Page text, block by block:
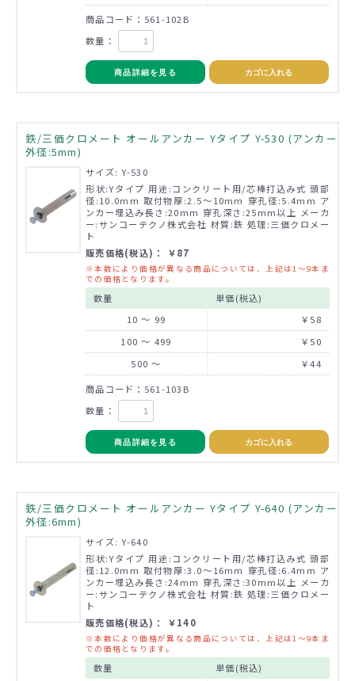
商品コード：561-102B
数量：
商品詳細を見る カゴに入れる
鉄/三価クロメート オールアンカー Yタイプ Y-530 (アンカー
外径:5mm)
サイズ: Y-530
形状:Yタイプ 用途:コンクリート用/芯棒打込み式 頭部
径:10.0mm 取付物厚:2.5～10mm 穿孔径:5.4mm ア
ンカー埋込み長さ:20mm 穿孔深さ:25mm以上 メーカ
ー:サンコーテクノ株式会社 材質:鉄 処理:三価クロメー
ト
販売価格(税込)： ￥87
※本数により価格が異なる商品については、上記は1～9本ま
での価格となります。
数量
単価(税込)
10 ～ 99
￥58
100 ～ 499
￥50
500 ～
￥44
商品コード：561-103B
数量：
商品詳細を見る カゴに入れる
鉄/三価クロメート オールアンカー Yタイプ Y-640 (アンカー
外径:6mm)
サイズ: Y-640
形状:Yタイプ 用途:コンクリート用/芯棒打込み式 頭部
径:12.0mm 取付物厚:3.0～16mm 穿孔径:6.4mm ア
ンカー埋込み長さ:24mm 穿孔深さ:30mm以上 メーカ
ー:サンコーテクノ株式会社 材質:鉄 処理:三価クロメー
ト
販売価格(税込)： ￥140
※本数により価格が異なる商品については、上記は1～9本ま
での価格となります。
数量
単価(税込)